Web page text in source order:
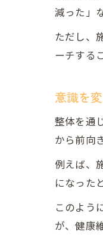
減った」
ただし、
ーチする
意識を
整体を通
から前向
例えば、
になった
このよう
が、健康